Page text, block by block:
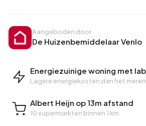
Energiezuinige woning met
Lagere energiekosten dan het
Albert Heijn op 13m afstand
10 supermarkten binnen 1 km
Aangeboden door
De Huizenbemiddelaar Venlo